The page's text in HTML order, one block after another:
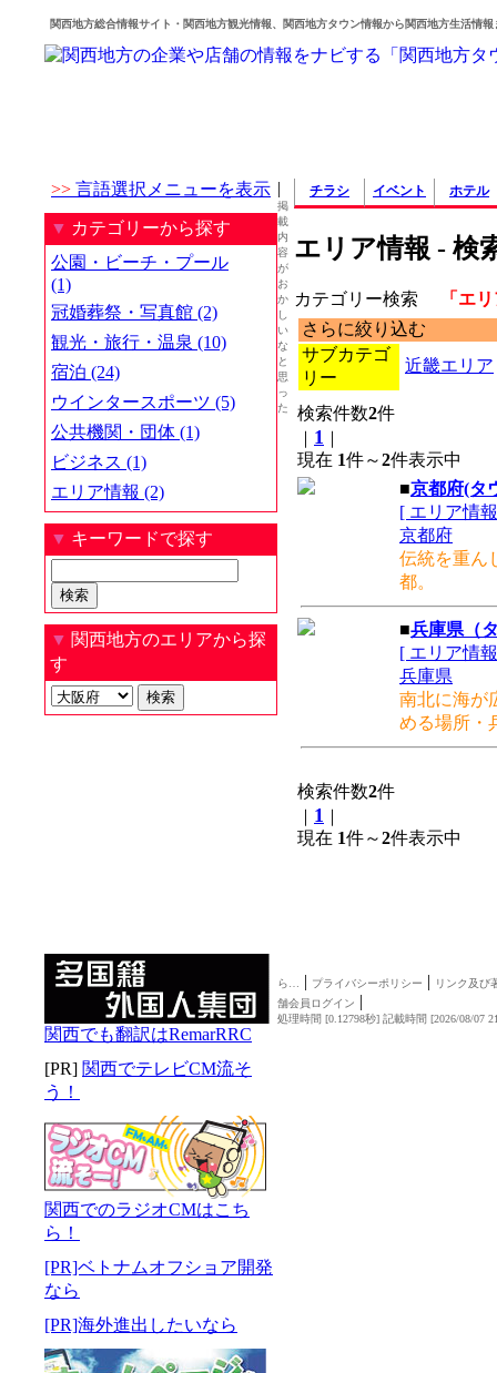
関西地方総合情報サイト・関西地方観光情報、関西地方タウン情報から関西地方生活情報
>> 言語選択メニューを表示
▼ カテゴリーから探す
公園・ビーチ・プール
(1)
冠婚葬祭・写真館 (2)
観光・旅行・温泉 (10)
宿泊 (24)
ウインタースポーツ (5)
公共機関・団体 (1)
ビジネス (1)
エリア情報 (2)
▼ キーワードで探す
▼ 関西地方のエリアから探
す
関西でも翻訳はRemarRRC
[PR] 関西でテレビCM流そ
う！
関西でのラジオCMはこち
ら！
[PR]ベトナムオフショア開発
なら
[PR]海外進出したいなら
チラシ イベント ホテル
エリア情報 - 検
カテゴリー検索
「エ
さらに絞り込む
サブカテゴ
リー
近畿エリア
検索件数2件
1
現在 1件～2件表示中
■京都府(タ
[ エリア情
京都府
伝統を重ん
都。
■兵庫県（
[ エリア情
兵庫県
南北に海が
める場所・
検索件数2件
1
現在 1件～2件表示中
|
掲
載
内
容
が
お
か
し
い
な
と
思
っ
た
ら… | プライバシーポリシー |
リンク及び
舗会員ログイン |
処理時間 [0.12798秒] 記載時間 [2026/08/07